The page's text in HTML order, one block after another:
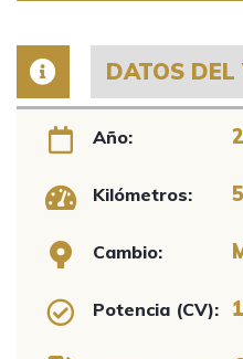
DATOS DEL
Año:
Kilómetros:
Cambio:
Potencia (CV):